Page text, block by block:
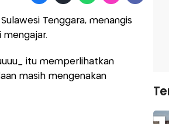
Tenggara, menangis
mengajar.
itu memperlihatkan
masih mengenakan